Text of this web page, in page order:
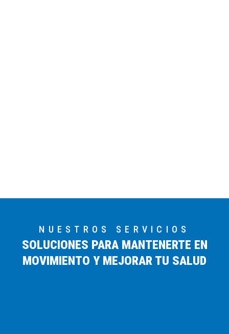
NUESTROS SERVICIOS
SOLUCIONES PARA MANTENERTE EN
MOVIMIENTO Y MEJORAR TU SALUD